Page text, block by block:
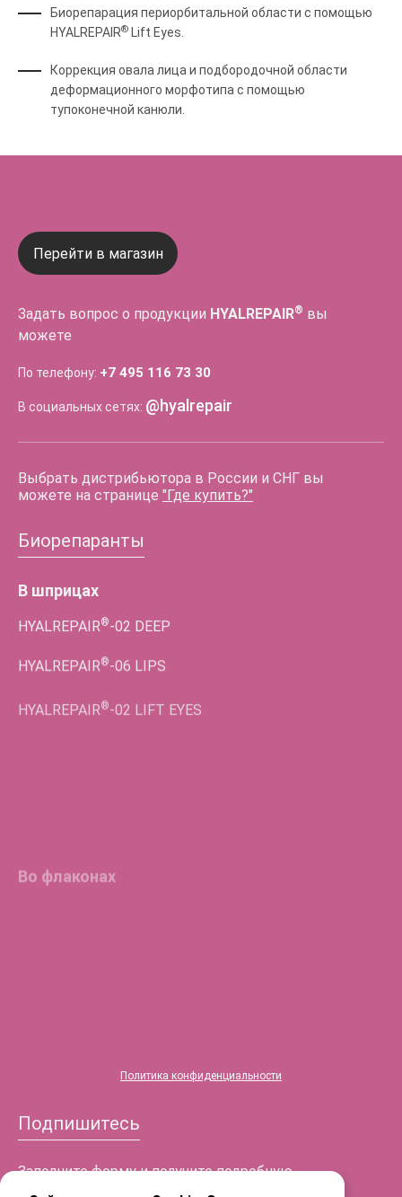
Биорепарация периорбитальной области с помощью
HYALREPAIR® Lift Eyes.
Коррекция овала лица и подбородочной области
деформационного морфотипа с помощью
тупоконечной канюли.
Перейти в магазин
Задать вопрос о продукции HYALREPAIR® вы
можете
По телефону: +7 495 116 73 30
В социальных сетях: @hyalrepair
Выбрать дистрибьютора в России и СНГ вы
можете на странице "Где купить?"
Биорепаранты
В шприцах
HYALREPAIR®-02 DEEP
HYALREPAIR®-06 LIPS
HYALREPAIR®-05
Политика конфиденциальности
Подпишитесь
Заполните форму и получите подробную
информацию!